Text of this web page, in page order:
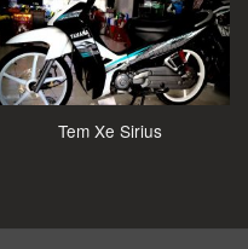
Tem Xe Sirius